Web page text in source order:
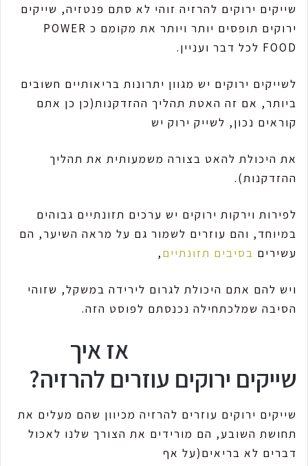
שייקים ירוקים להרזיה זוהי לא סתם פנטזיה, שייקים
ירוקים תופסים יותר ויותר את מקומם כ POWER
FOOD לכל דבר ועניין.
לשייקים ירוקים יש מגוון יתרונות בריאותיים חשובים
ביותר, אם זה האטת תהליך ההזדקנות(כן כן אתם
קוראים נכון, לשייק ירוק יש
את היכולת להאט בצורה משמעותית את תהליך
ההזדקנות).
לפירות וירקות ירוקים יש ערכים תזונתיים גבוהים
במיוחד, והם עוזרים לשמור גם על מראה השיער, הם
עשירים בסיבים תזונתיים,
ויש להם אתם היכולת לגרום לירידה במשקל, שזוהי
הסיבה שמלכתחילה נכנסתם לפוסט הזה.
אז איך
שייקים ירוקים עוזרים להרזיה?
שייקים ירוקים עוזרים להרזיה מכיוון שהם מעלים את
תחושת השובע, הם מורידים את הצורך שלנו לאכול
דברים לא בריאים(על אף